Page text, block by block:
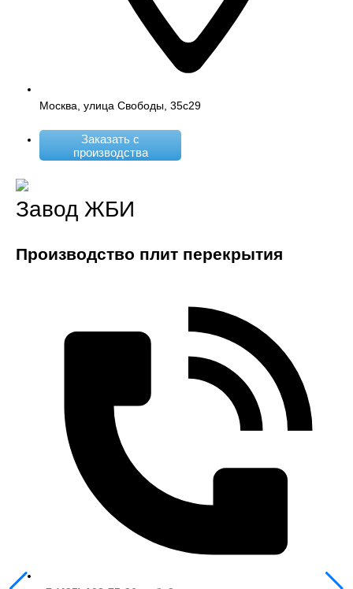
Москва, улица Свободы, 35с29
Заказать с
производства
Завод ЖБИ
Производство плит перекрытия